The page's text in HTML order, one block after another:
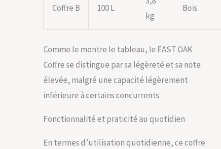
Coffre B 100 L
kg
Bois
Comme le montre le tableau, le EAST OAK
Coffre se distingue par sa légèreté et sa note
élevée, malgré une capacité légèrement
inférieure à certains concurrents.
Fonctionnalité et praticité au quotidien
En termes d’utilisation quotidienne, ce coffre